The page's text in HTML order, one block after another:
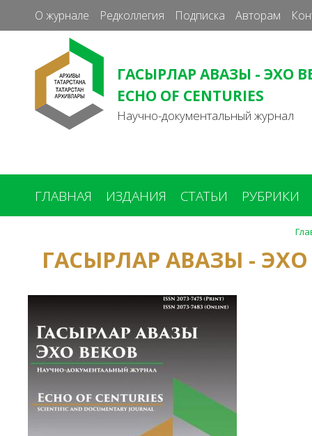
О журнале Редколлегия Подписка Авторам
ГАСЫРЛАР АВАЗЫ - ЭХО
ECHO OF CENTURIES
Научно-документальный журнал
ГЛАВНАЯ ИЗДАНИЯ СТАТЬИ РУБРИКИ
здесь
ГАСЫРЛАР АВАЗЫ - ЭХО